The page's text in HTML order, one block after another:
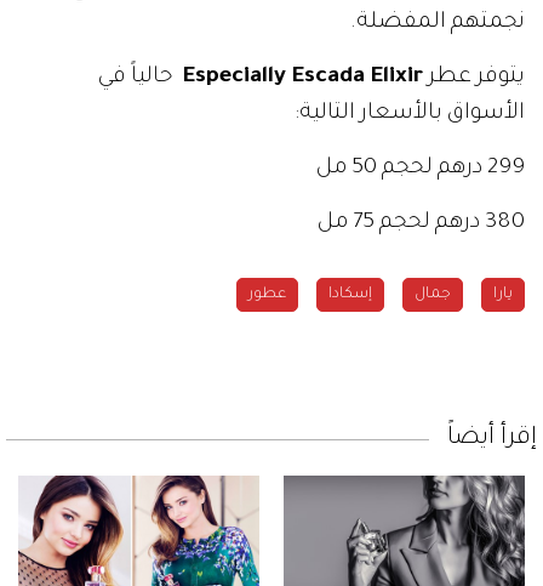
نجمتهم المفضلة.
يتوفر عطرEspecially Escada Elixir حالياً في
الأسواق بالأسعار التالية:
299 درهم لحجم 50 مل
380 درهم لحجم 75 مل
يارا جمال إسكادا عطور
إقرأ أيضاً